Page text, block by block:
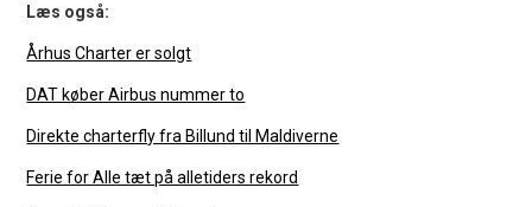
Læs også:
Århus Charter er solgt
DAT køber Airbus nummer to
Direkte charterfly fra Billund til Maldiverne
Ferie for Alle tæt på alletiders rekord